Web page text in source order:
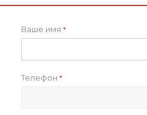
унисекс Ben Mac
Ваше имя *
Телефон *